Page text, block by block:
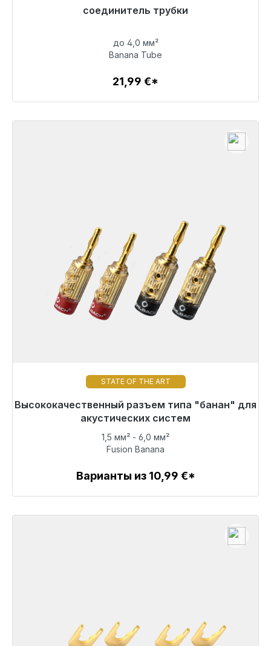
соединитель трубки
Готовы к немедленной отправке, срок поставки
21,99 €
Детали
до 4,0 мм²
Banana Tube
21,99 €*
STATE OF THE ART
Высококачественный разъем типа "банан" для
акустических систем
Готовы к немедленной отправке, срок поставки
48 часов*
71,49 €
Детали
1,5 мм² - 6,0 мм²
Fusion Banana
Варианты из 10,99 €*